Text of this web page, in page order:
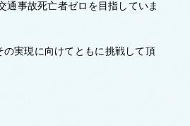
事故死亡者ゼロを目指していま
実現に向けてともに挑戦して頂